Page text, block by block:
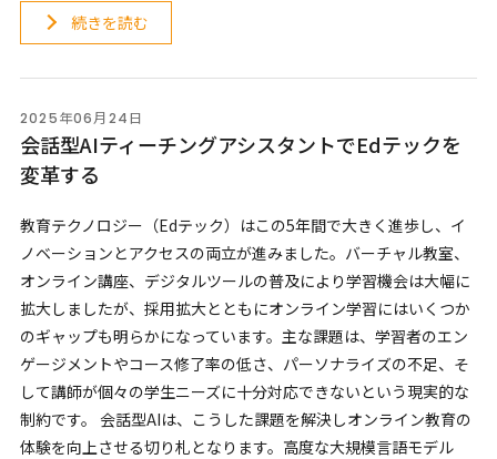
続きを読む
2025年06月24日
会話型AIティーチングアシスタントでEdテックを
変革する
教育テクノロジー（Edテック）はこの5年間で大きく進歩し、イ
ノベーションとアクセスの両立が進みました。バーチャル教室、
オンライン講座、デジタルツールの普及により学習機会は大幅に
拡大しましたが、採用拡大とともにオンライン学習にはいくつか
のギャップも明らかになっています。主な課題は、学習者のエン
ゲージメントやコース修了率の低さ、パーソナライズの不足、そ
して講師が個々の学生ニーズに十分対応できないという現実的な
制約です。 会話型AIは、こうした課題を解決しオンライン教育の
体験を向上させる切り札となります。高度な大規模言語モデル